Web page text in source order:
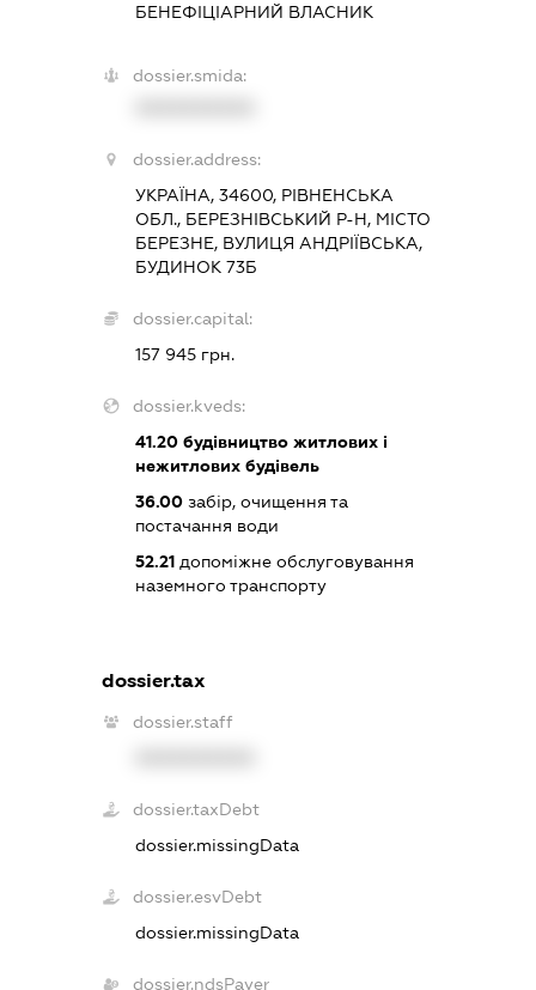
БЕНЕФІЦІАРНИЙ ВЛАСНИК
dossier.smida:
dossier.address:
УКРАЇНА, 34600, РІВНЕНСЬКА
ОБЛ., БЕРЕЗНІВСЬКИЙ Р-Н, МІСТО
БЕРЕЗНЕ, ВУЛИЦЯ АНДРІЇВСЬКА,
БУДИНОК 73Б
dossier.capital:
157 945 грн.
dossier.kveds:
41.20 будівництво житлових і
нежитлових будівель
36.00 забір, очищення та
постачання води
52.21 допоміжне обслуговування
наземного транспорту
dossier.tax
dossier.staff
dossier.taxDebt
dossier.missingData
dossier.esvDebt
dossier.missingData
dossier.ndsPayer